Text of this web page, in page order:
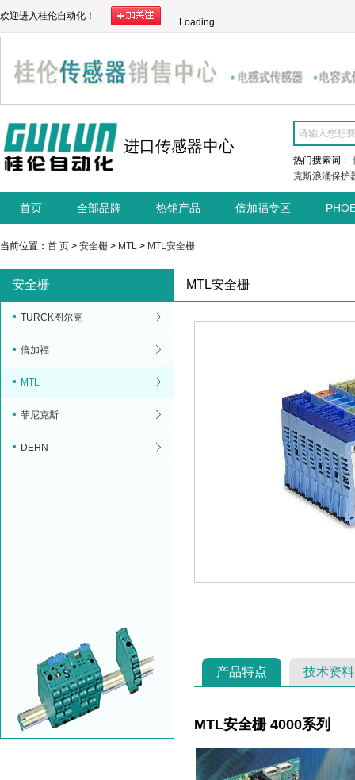
欢迎进入桂伦自动化！
Loading...
进口传感器中心
热门搜索词：
克斯浪涌保护
首页 全部品牌 热销产品 倍加福专区
当前位置： 首 页 > 安全栅 > MTL > MTL安全栅
安全栅
TURCK图尔克
倍加福
MTL
菲尼克斯
DEHN
MTL安全栅
产品特点 技术资料
MTL安全栅 4000系列